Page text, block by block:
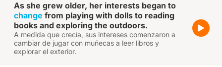
As she grew older, her interests began to
change from playing with dolls to reading
books and exploring the outdoors.
A medida que crecía, sus intereses comenzaron a
cambiar de jugar con muñecas a leer libros y
explorar el exterior.